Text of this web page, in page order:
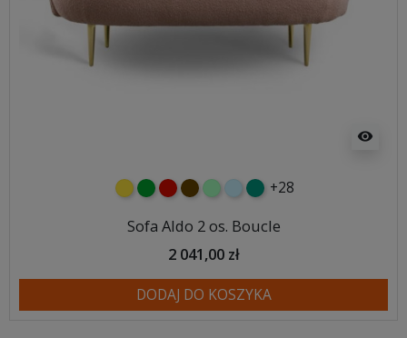
visibility
żółtyzielonyczerwony
czekoladowy
miętowybłękitny
turkusowy
+28
Sofa Aldo 2 os. Boucle
2 041,00 zł
DODAJ DO KOSZYKA